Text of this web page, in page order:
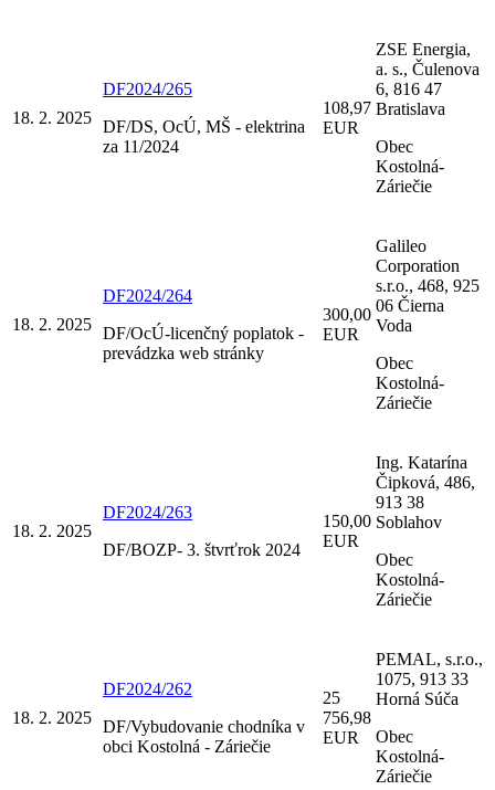
18. 2. 2025
DF2024/265
DF/DS, OcÚ, MŠ - elektrina
za 11/2024
108,97
EUR
ZSE Energia,
a. s., Čulenova
6, 816 47
Bratislava
Obec
Kostolná-
Záriečie
18. 2. 2025
DF2024/264
DF/OcÚ-licenčný poplatok -
prevádzka web stránky
300,00
EUR
Galileo
Corporation
s.r.o., 468, 925
06 Čierna
Voda
Obec
Kostolná-
Záriečie
18. 2. 2025
DF2024/263
DF/BOZP- 3. štvrťrok 2024
150,00
EUR
Ing. Katarína
Čipková, 486,
913 38
Soblahov
Obec
Kostolná-
Záriečie
18. 2. 2025
DF2024/262
DF/Vybudovanie chodníka v
obci Kostolná - Záriečie
25
756,98
EUR
PEMAL, s.r.o.,
1075, 913 33
Horná Súča
Obec
Kostolná-
Záriečie